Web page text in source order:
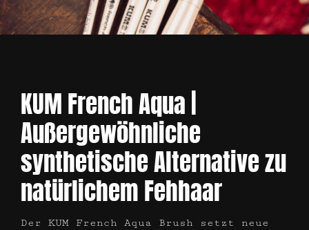
KUM French Aqua |
Außergewöhnliche
synthetische Alternative zu
natürlichem Fehhaar
Der KUM French Aqua Brush setzt neue